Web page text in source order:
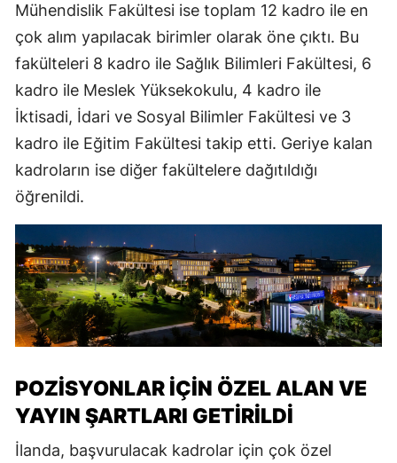
Mühendislik Fakültesi ise toplam 12 kadro ile en
çok alım yapılacak birimler olarak öne çıktı. Bu
fakülteleri 8 kadro ile Sağlık Bilimleri Fakültesi, 6
kadro ile Meslek Yüksekokulu, 4 kadro ile
İktisadi, İdari ve Sosyal Bilimler Fakültesi ve 3
kadro ile Eğitim Fakültesi takip etti. Geriye kalan
kadroların ise diğer fakültelere dağıtıldığı
öğrenildi.
POZİSYONLAR İÇİN ÖZEL ALAN VE
YAYIN ŞARTLARI GETİRİLDİ
İlanda, başvurulacak kadrolar için çok özel